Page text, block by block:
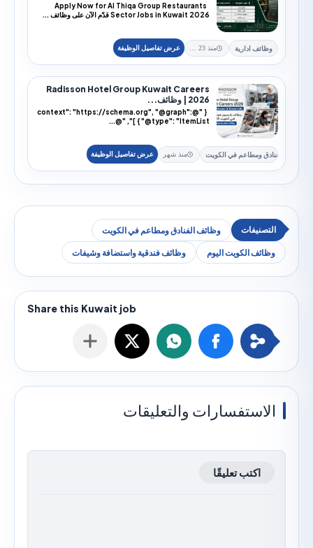
Apply Now for Al Thiqa Group Restaurants
Sector Jobs in Kuwait 2026 قدّم الآن على وظائف ...
منذ 23 يوم
Radisson Hotel Group Kuwait Careers
2026 | وظائف...
{ "@context": "https://schema.org", "@graph":
[ { "@type": "ItemList", "@...
ومطاعم في الكويت منذ شهر
وظائف الفنادق ومطاعم في الكويت
الكويت اليوم وظائف فندقية واستضافة وشيفات
والتعليقات